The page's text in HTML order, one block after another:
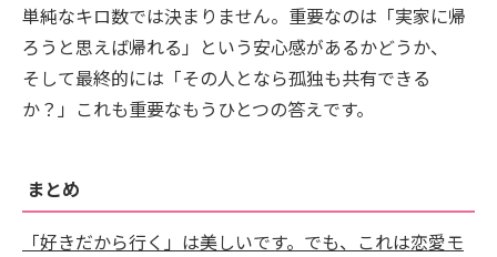
単純なキロ数では決まりません。重要なのは「実家に帰
ろうと思えば帰れる」という安心感があるかどうか、
そして最終的には「その人となら孤独も共有できる
か？」これも重要なもうひとつの答えです。
まとめ
「好きだから行く」は美しいです。でも、これは恋愛モ